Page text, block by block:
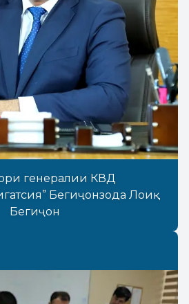
генералии КВД
Бегиҷонзода Лоиқ
Бегиҷон